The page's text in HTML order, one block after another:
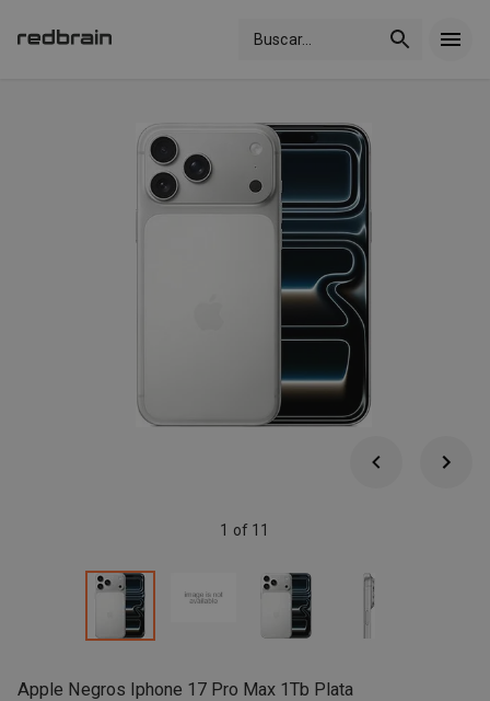
Buscar...
1 of 11
Apple Negros Iphone 17 Pro Max 1Tb Plata